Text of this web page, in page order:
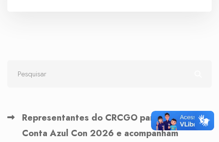
Representantes do CRCGO participam do
Conta Azul Con 2026 e acompanham